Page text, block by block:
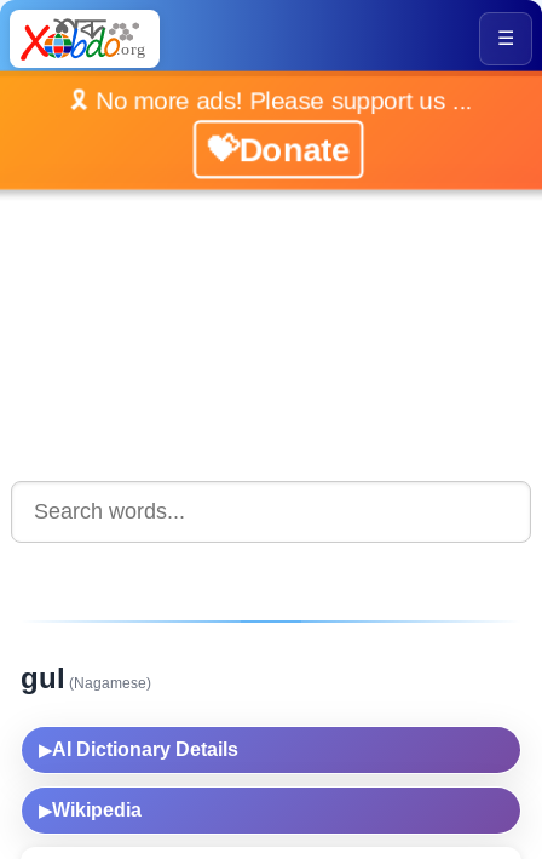
☰
🎗️ No more ads! Please support us ...
💝Donate
gul (Nagamese)
▶AI Dictionary Details
▶Wikipedia